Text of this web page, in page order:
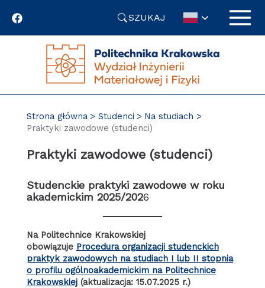
SZUKAJ
Strona główna Studenci
Na studiach
Praktyki zawodowe (studenci)
Praktyki zawodowe (studenci)
Studenckie praktyki zawodowe w roku
akademickim 2025/2026
Na Politechnice Krakowskiej
obowiązuje Procedura organizacji studenckich
praktyk zawodowych na studiach I lub II stopnia
o profilu ogólnoakademickim na Politechnice
Krakowskiej(aktualizacja: 15.07.2025 r.)